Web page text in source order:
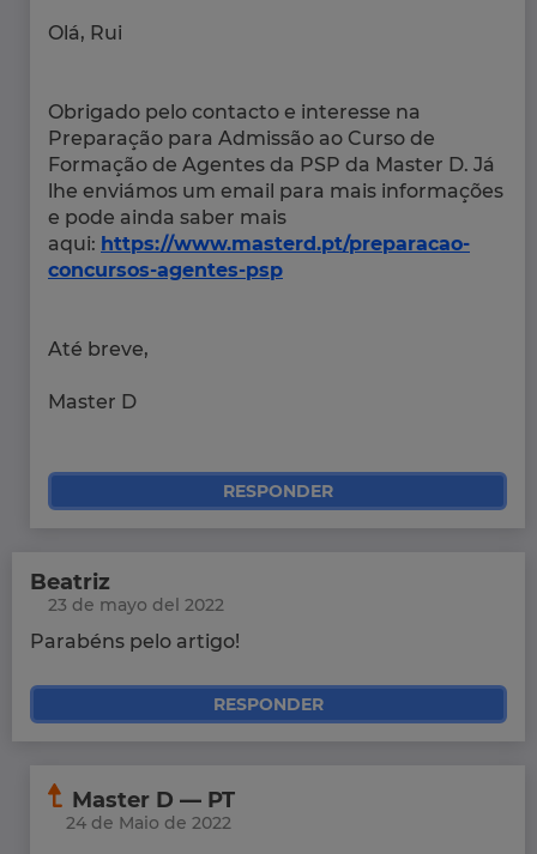
Olá, Rui
Obrigado pelo contacto e interesse na
Preparação para Admissão ao Curso de
Formação de Agentes da PSP da Master D. Já
lhe enviámos um email para mais informações
e pode ainda saber mais
aqui: https://www.masterd.pt/preparacao-
concursos-agentes-psp
Até breve,
Master D
RESPONDER
Beatriz
23 de mayo del 2022
Parabéns pelo artigo!
RESPONDER
Master D — PT
24 de Maio de 2022